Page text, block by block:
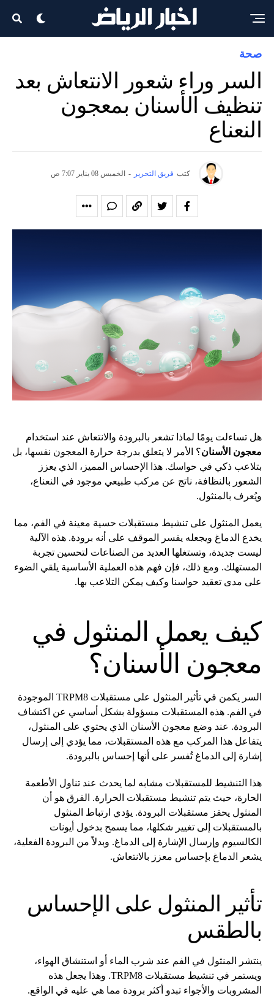
صحة
السر وراء شعور الانتعاش بعد
تنظيف الأسنان بمعجون
النعناع
كتب فريق التحرير - الخميس 08 يناير 7:07 ص
هل تساءلت يومًا لماذا تشعر بالبرودة والانتعاش عند استخدام
معجون الأسنان؟ الأمر لا يتعلق بدرجة حرارة المعجون نفسها، بل
بتلاعب ذكي في حواسك. هذا الإحساس المميز، الذي يعزز
الشعور بالنظافة، ناتج عن مركب طبيعي موجود في النعناع،
ويُعرف بالمنثول.
يعمل المنثول على تنشيط مستقبلات حسية معينة في الفم، مما
يخدع الدماغ ويجعله يفسر الموقف على أنه برودة. هذه الآلية
ليست جديدة، وتستغلها العديد من الصناعات لتحسين تجربة
المستهلك. ومع ذلك، فإن فهم هذه العملية الأساسية يلقي الضوء
على مدى تعقيد حواسنا وكيف يمكن التلاعب بها.
كيف يعمل المنثول في
معجون الأسنان؟
السر يكمن في تأثير المنثول على مستقبلات TRPM8 الموجودة
في الفم. هذه المستقبلات مسؤولة بشكل أساسي عن اكتشاف
البرودة. عند وضع معجون الأسنان الذي يحتوي على المنثول،
يتفاعل هذا المركب مع هذه المستقبلات، مما يؤدي إلى إرسال
إشارة إلى الدماغ تُفسر على أنها إحساس بالبرودة.
هذا التنشيط للمستقبلات مشابه لما يحدث عند تناول الأطعمة
الحارة، حيث يتم تنشيط مستقبلات الحرارة. الفرق هو أن
المنثول يحفز مستقبلات البرودة. يؤدي ارتباط المنثول
بالمستقبلات إلى تغيير شكلها، مما يسمح بدخول أيونات
الكالسيوم وإرسال الإشارة إلى الدماغ. وبدلاً من البرودة الفعلية،
يشعر الدماغ بإحساس معزز بالانتعاش.
تأثير المنثول على الإحساس
بالطقس
ينتشر المنثول في الفم عند شرب الماء أو استنشاق الهواء،
ويستمر في تنشيط مستقبلات TRPM8. وهذا يجعل هذه
المشروبات والأجواء تبدو أكثر برودة مما هي عليه في الواقع.